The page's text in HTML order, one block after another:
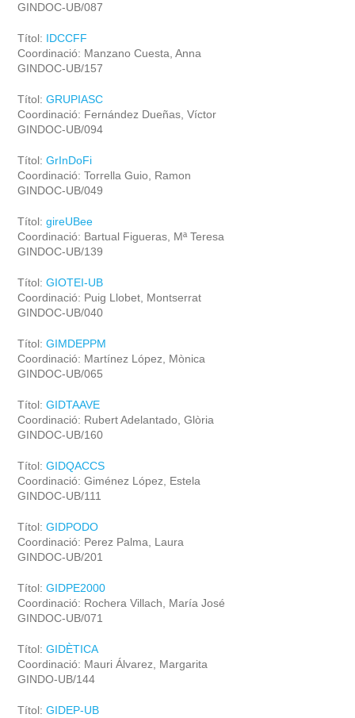
GINDOC-UB/087
Títol: IDCCFF
Coordinació: Manzano Cuesta, Anna
GINDOC-UB/157
Títol: GRUPIASC
Coordinació: Fernández Dueñas, Víctor
GINDOC-UB/094
Títol: GrInDoFi
Coordinació: Torrella Guio, Ramon
GINDOC-UB/049
Títol: gireUBee
Coordinació: Bartual Figueras, Mª Teresa
GINDOC-UB/139
Títol: GIOTEI-UB
Coordinació: Puig Llobet, Montserrat
GINDOC-UB/040
Títol: GIMDEPPM
Coordinació: Martínez López, Mònica
GINDOC-UB/065
Títol: GIDTAAVE
Coordinació: Rubert Adelantado, Glòria
GINDOC-UB/160
Títol: GIDQACCS
Coordinació: Giménez López, Estela
GINDOC-UB/111
Títol: GIDPODO
Coordinació: Perez Palma, Laura
GINDOC-UB/201
Títol: GIDPE2000
Coordinació: Rochera Villach, María José
GINDOC-UB/071
Títol: GIDÈTICA
Coordinació: Mauri Álvarez, Margarita
GINDO-UB/144
Títol: GIDEP-UB